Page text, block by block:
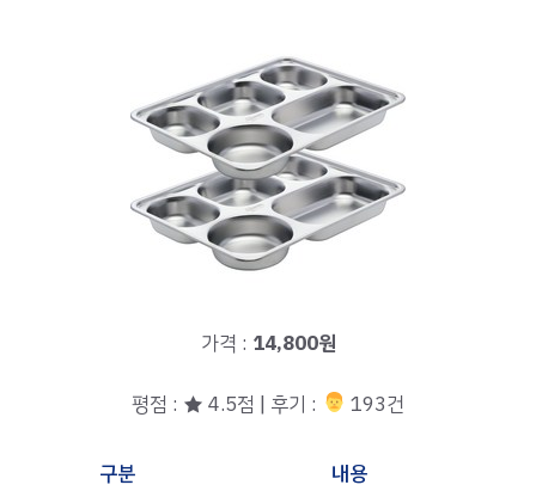
가격 : 14,800원
평점 : ★ 4.5점 | 후기 : ‍‍ 193건
구분
내용